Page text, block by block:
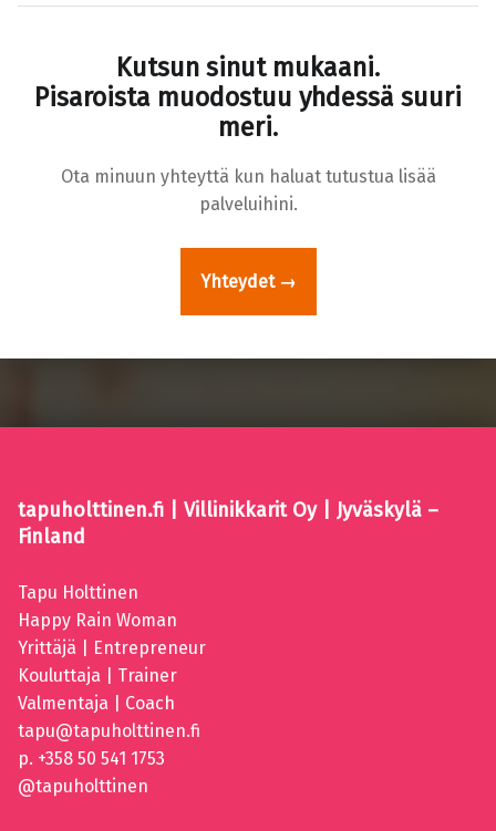
Kutsun sinut mukaani.
Pisaroista muodostuu yhdessä suuri
meri.
Ota minuun yhteyttä kun haluat tutustua lisää
palveluihini.
Yhteydet →
tapuholttinen.fi | Villinikkarit Oy | Jyväskylä –
Finland
Tapu Holttinen
Happy Rain Woman
Yrittäjä | Entrepreneur
Kouluttaja | Trainer
Valmentaja | Coach
tapu@tapuholttinen.fi
p. +358 50 541 1753
@tapuholttinen